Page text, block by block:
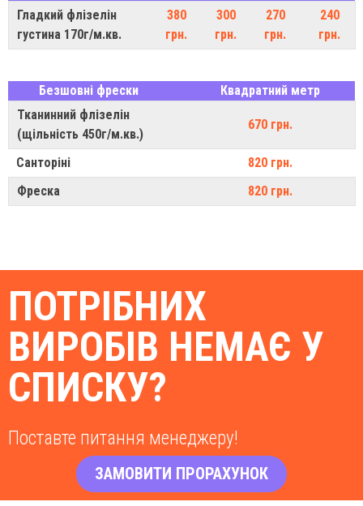
Гладкий флізелін
густина 170г/м.кв.
380
грн.
300
грн.
270
грн.
240
грн.
Безшовні фрески
Квадратний метр
Тканинний флізелін
(щільність 450г/м.кв.)
670 грн.
Санторіні
820 грн.
Фреска
820 грн.
ПОТРІБНИХ
ВИРОБІВ НЕМАЄ У
СПИСКУ?
Поставте питання менеджеру!
ЗАМОВИТИ ПРОРАХУНОК